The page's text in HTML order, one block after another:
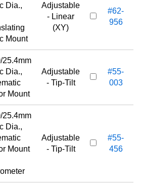
Dia.,
Mount
Adjustable
- Linear
(XY)
#62-
956
25.4mm
Dia.,
Mount
Adjustable
- Tip-Tilt
#55-
003
25.4mm
Dia.,
Mount
Adjustable
- Tip-Tilt
#55-
456